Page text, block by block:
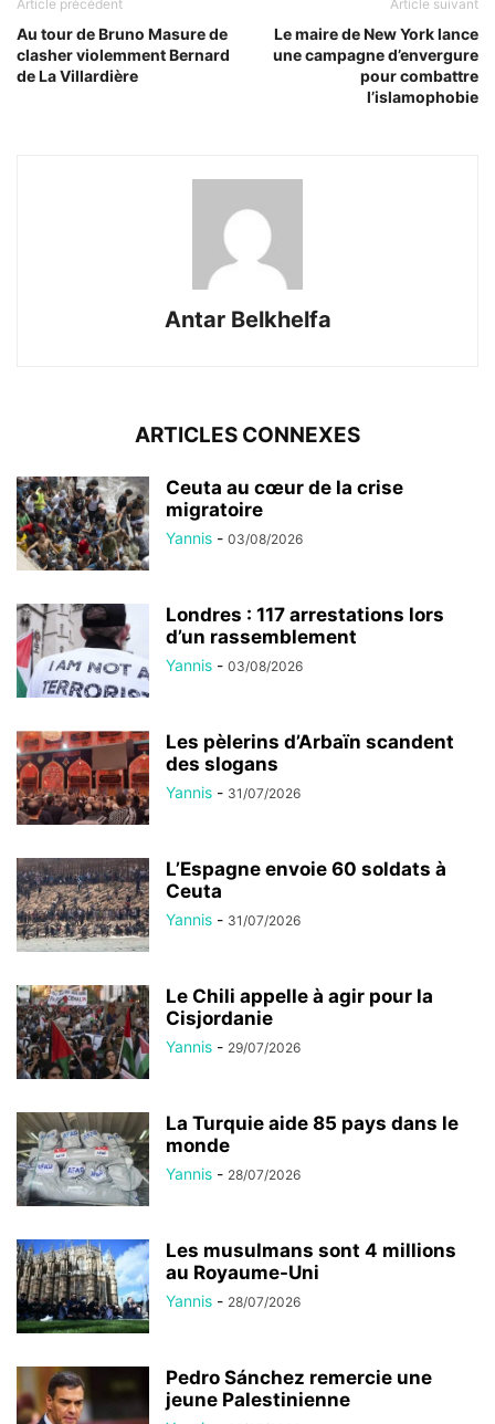
Article précédent
Au tour de Bruno Masure de
clasher violemment Bernard
de La Villardière
Article suivant
Le maire de New York lance
une campagne d’envergure
pour combattre
l’islamophobie
Antar Belkhelfa
ARTICLES CONNEXES
Ceuta au cœur de la crise
migratoire
Yannis - 03/08/2026
Londres : 117 arrestations lors
d’un rassemblement
Yannis - 03/08/2026
Les pèlerins d’Arbaïn scandent
des slogans
Yannis - 31/07/2026
L’Espagne envoie 60 soldats à
Ceuta
Yannis - 31/07/2026
Le Chili appelle à agir pour la
Cisjordanie
Yannis - 29/07/2026
La Turquie aide 85 pays dans le
monde
Yannis - 28/07/2026
Les musulmans sont 4 millions
au Royaume-Uni
Yannis - 28/07/2026
Pedro Sánchez remercie une
jeune Palestinienne